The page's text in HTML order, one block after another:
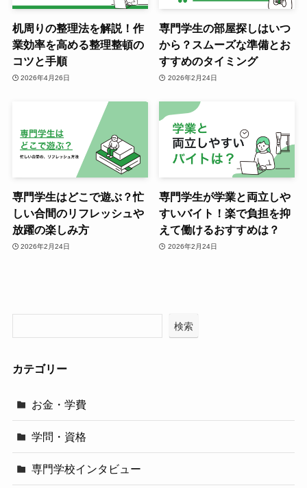
机周りの整理法を解説！作
業効率を高める整理整頓の
コツと手順
2026年4月26日
専門学生の部屋探しはいつ
から？スムーズな準備とお
すすめのタイミング
2026年2月24日
専門学生はどこで遊ぶ？忙
しい合間のリフレッシュや
放躍の楽しみ方
2026年2月24日
専門学生が学業と両立しや
すいバイト！楽で負担を抑
えて働けるおすすめは？
2026年2月24日
検索
カテゴリー
お金・学費
学問・資格
専門学校インタビュー